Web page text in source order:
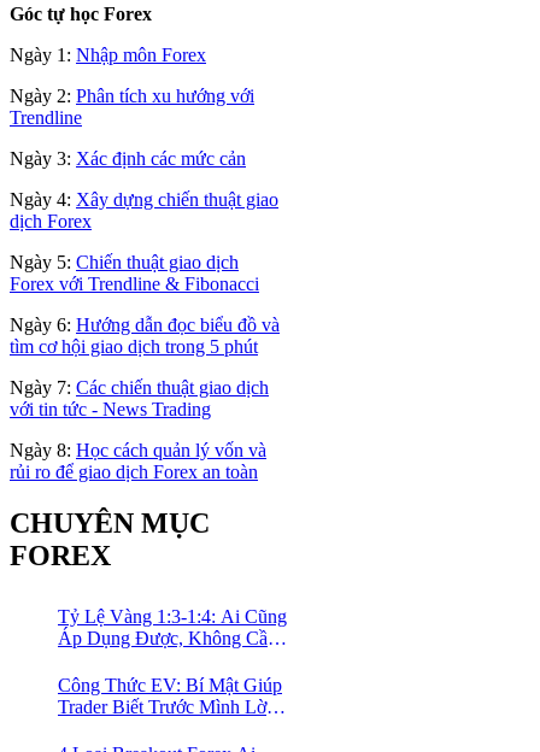
Góc tự học Forex
Ngày 1: Nhập môn Forex
Ngày 2: Phân tích xu hướng với
Trendline
Ngày 3: Xác định các mức cản
Ngày 4: Xây dựng chiến thuật giao
dịch Forex
Ngày 5: Chiến thuật giao dịch
Forex với Trendline & Fibonacci
Ngày 6: Hướng dẫn đọc biểu đồ và
tìm cơ hội giao dịch trong 5 phút
Ngày 7: Các chiến thuật giao dịch
với tin tức - News Trading
Ngày 8: Học cách quản lý vốn và
rủi ro để giao dịch Forex an toàn
CHUYÊN MỤC
FOREX
Tỷ Lệ Vàng 1:3-1:4: Ai Cũng
Áp Dụng Được, Không Cần
Công Thức EV: Bí Mật Giúp
Trader Biết Trước Mình Lời